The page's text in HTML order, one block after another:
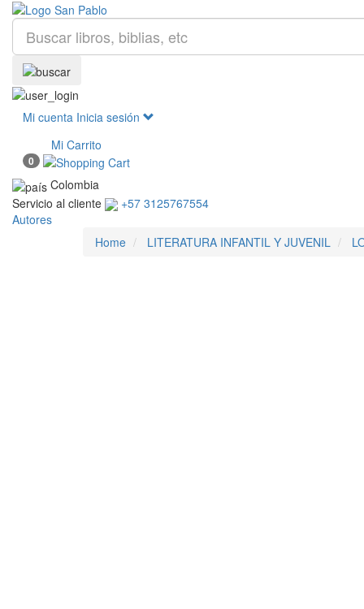
Mi cuenta Inicia sesión
Mi Carrito
0
Colombia
Servicio al cliente
+57 3125767554
Autores
Home
LITERATURA INFANTIL Y JUVENIL